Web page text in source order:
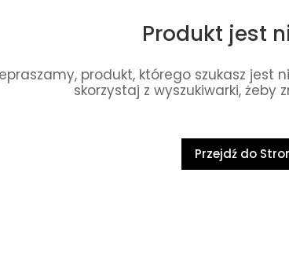
Produkt jest
produkt, którego szukasz jest
skorzystaj z wyszukiwarki, żeby
Przejdź do